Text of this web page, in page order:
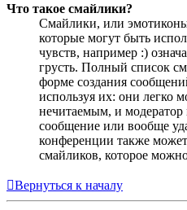
Что такое смайлики?
Смайлики, или
которые могут быть
чувств, например :)
грусть. Полный список
форме создания
используя их: они легко
нечитаемым, и модератор
сообщение или вообще
конференции также
смайликов, которое
Вернуться к началу